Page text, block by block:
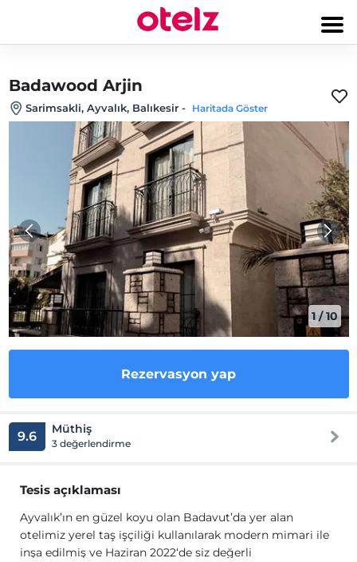
Badawood Arjin
Sarimsakli, Ayvalık, Balıkesir - Haritada Göster
1 /10
Rezervasyon yap
9.6 Müthiş
3 değerlendirme
Tesis açıklaması
Ayvalık’ın en güzel koyu olan Badavut’da yer alan
otelimiz yerel taş işçiliği kullanılarak modern mimari ile
inşa edilmiş ve Haziran 2022‘de siz değerli